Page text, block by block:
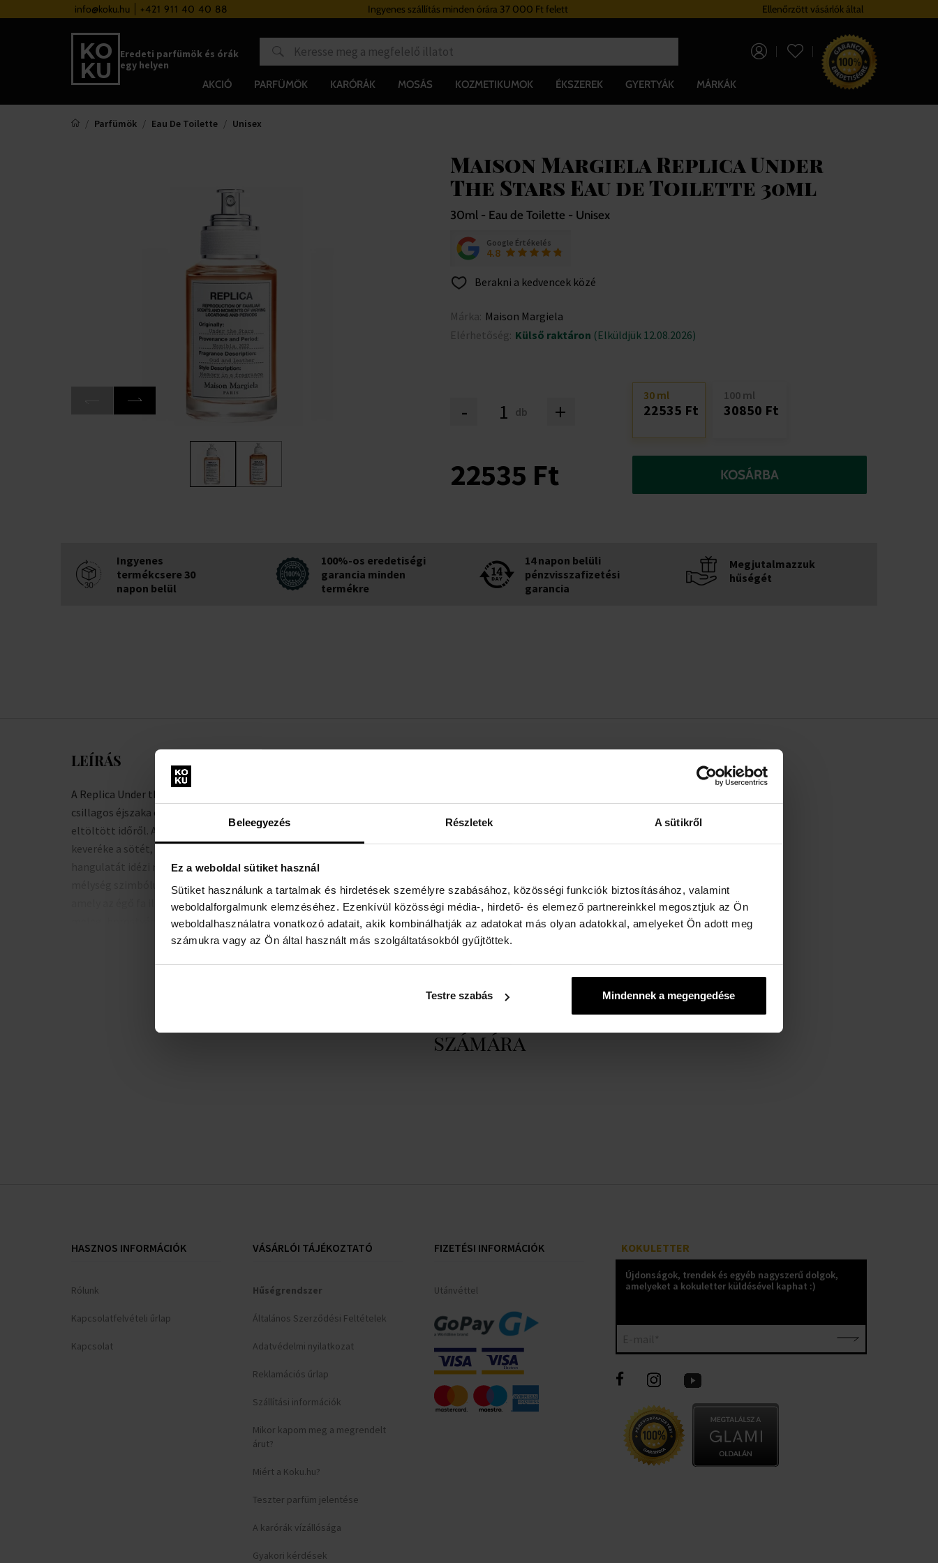
Beleegyezés Részletek A sütikről
Ez a weboldal sütiket használ
Sütiket használunk a tartalmak és hirdetések személyre szabásához, közösségi funkciók biztosításához, valamint
weboldalforgalmunk elemzéséhez. Ezenkívül közösségi média-, hirdető- és elemező partnereinkkel megosztjuk az Ön
weboldalhasználatra vonatkozó adatait, akik kombinálhatják az adatokat más olyan adatokkal, amelyeket Ön adott meg
számukra vagy az Ön által használt más szolgáltatásokból gyűjtöttek.
Testre szabás Mindennek a megengedése
info@koku.hu +421 911 40 40 88
Hűségrendszer Ingyenes szállítás minden órára 37 000 Ft felett Ellenőrzött vásárlók által
Eredeti parfümök és órák
egy helyen
0 Ft
AKCIÓ PARFÜMÖK KARÓRÁK MOSÁS KOZMETIKUMOK ÉKSZEREK GYERTYÁK MÁRKÁK
Parfümök Eau De Toilette Unisex
Maison Margiela Replica Under
The Stars Eau de Toilette 30ml
30ml - Eau de Toilette - Unisex
Google Értékelés
4.8
Berakni a kedvencek közé
Márka: Maison Margiela
Elérhetőség: Külső raktáron (Elküldjük 12.08.2026)
- db +
30 ml
22535 Ft
100 ml
30850 Ft
22535 Ft KOSÁRBA
Ingyenes
termékcsere 30
napon belül
100%-os eredetiségi
garancia minden
termékre
14 napon belüli
pénzvisszafizetési
garancia
Megjutalmazzuk
hűségét
LEÍRÁS
A Replica Under the Stars egy illat, amely egy
csillagos éjszaka emlékét idézi fel a természetben
eltöltött időről. Az agar és a labdanum kifinomult
keveréke a sötét, misztikus éjszakai égbolt
hangulatát idézi meg. Az Oud - a titokzatosság és
mélység szimbóluma - éteri jelleget kölcsönöz,
amely az égő fa illatára emlékeztet. A labdanum
meleg, borostyános jegye finom nyári szellőt idéz
a bőrön. A nyers és vad bőr akkord az elemi
Maison Margiela
Teljes leírás megtekintése
Személyre szabott választékunk csak az Ön
számára
HASZNOS INFORMÁCIÓK
Rólunk
Kapcsolatfelvételi űrlap
Kapcsolat
VÁSÁRLÓI TÁJÉKOZTATÓ
Hűségrendszer
Általános Szerződési Feltételek
Adatvédelmi nyilatkozat
Reklamációs űrlap
Szállítási információk
Mikor kapom meg a megrendelt
árut?
Miért a Koku.hu?
Teszter parfüm jelentése
A karórák vízállósága
Gyakori kérdések
FIZETÉSI INFORMÁCIÓK
Utánvéttel
KOKULETTER
Újdonságok, trendek és egyéb nagyszerű dolgok,
amelyeket a kokuletter küldésével kaphat :)